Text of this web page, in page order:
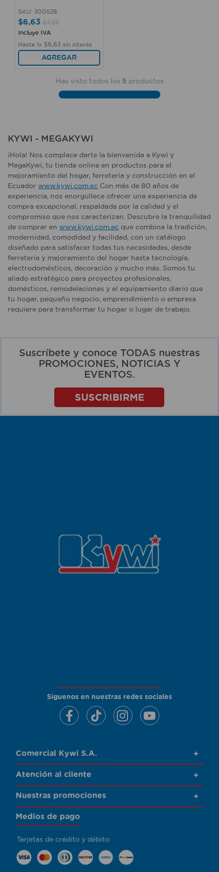
SKU: 300528
$6,63 $7,38
Incluye IVA
Hasta 1x $6 63 sin interés
AGREGAR
Has visto todos los 5 productos
KYWI - MEGAKYWI
¡Hola! Nos complace darte la bienvenida a Kywi y
MegaKywi, tu tienda online en productos para el
mejoramiento del hogar, ferretería y construcción en el
Ecuador www.kywi.com.ec Con más de 80 años de
experiencia, nos enorgullece ofrecer una experiencia de
compra excepcional, respaldada por la calidad y el
compromiso que nos caracterizan. Descubre la tranquilidad
de comprar en www.kywi.com.ec que combina la tradición,
modernidad, comodidad y facilidad, con un catálogo
diseñado para satisfacer todas tus necesidades, desde
ferretería y mejoramiento del hogar hasta tecnología,
electrodomésticos, decoración y mucho más. Somos tu
aliado estratégico para proyectos profesionales,
domésticos, remodelaciones y el equipamiento diario que
tu hogar, pequeño negocio, emprendimiento o empresa
requiere para transformar tu hogar o lugar de trabajo.
Suscríbete y conoce TODAS nuestras
PROMOCIONES, NOTICIAS Y
EVENTOS.
SUSCRIBIRME
Siguenos en nuestras redes sociales
Comercial Kywi S.A. +
Atención al cliente +
Nuestras promociones +
Medios de pago
Tarjetas de crédito y débito